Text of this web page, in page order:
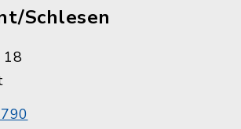
Schlesen
18